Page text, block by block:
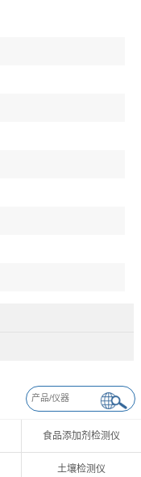
食品添加剂检测仪
土壤检测仪